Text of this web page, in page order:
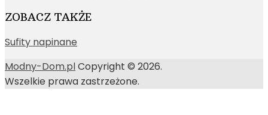
ZOBACZ TAKŻE
Sufity napinane
Modny-Dom.plCopyright © 2026.
Wszelkie prawa zastrzeżone.